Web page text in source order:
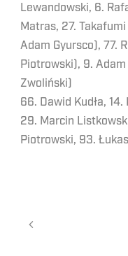
Lewandowski, 6.
Matras, 27. Takafumi
Adam Gyursco), 77.
Piotrowski), 9. Adam
Zwoliński)
66. Dawid Kudła,
29. Marcin
Piotrowski, 93.